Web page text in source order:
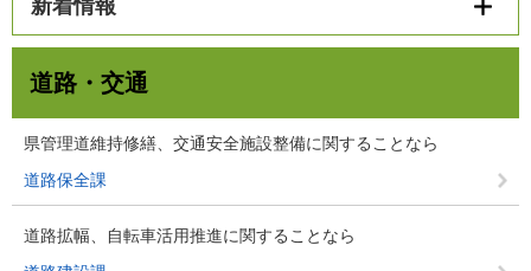
新着情報
道路・交通
県管理道維持修繕、交通安全施設整備に関することなら
道路保全課
道路拡幅、自転車活用推進に関することなら